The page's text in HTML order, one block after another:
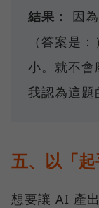
結果：
因
（答案是
小。就不會
我認為這題
五、以「
想要讓 AI 產